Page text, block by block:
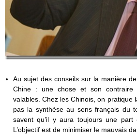
Au sujet des conseils sur la manière
Chine : une chose et son contraire
valables. Chez les Chinois, on pratique
pas la synthèse au sens français du
savent qu’il y aura toujours une part
L’objectif est de minimiser le mauvais